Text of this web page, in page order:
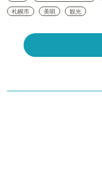
札幌市
美唄 観光